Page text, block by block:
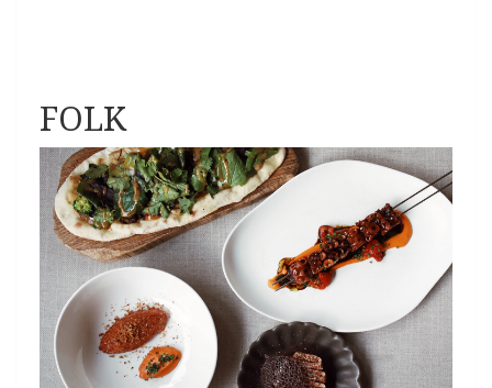
FOLK